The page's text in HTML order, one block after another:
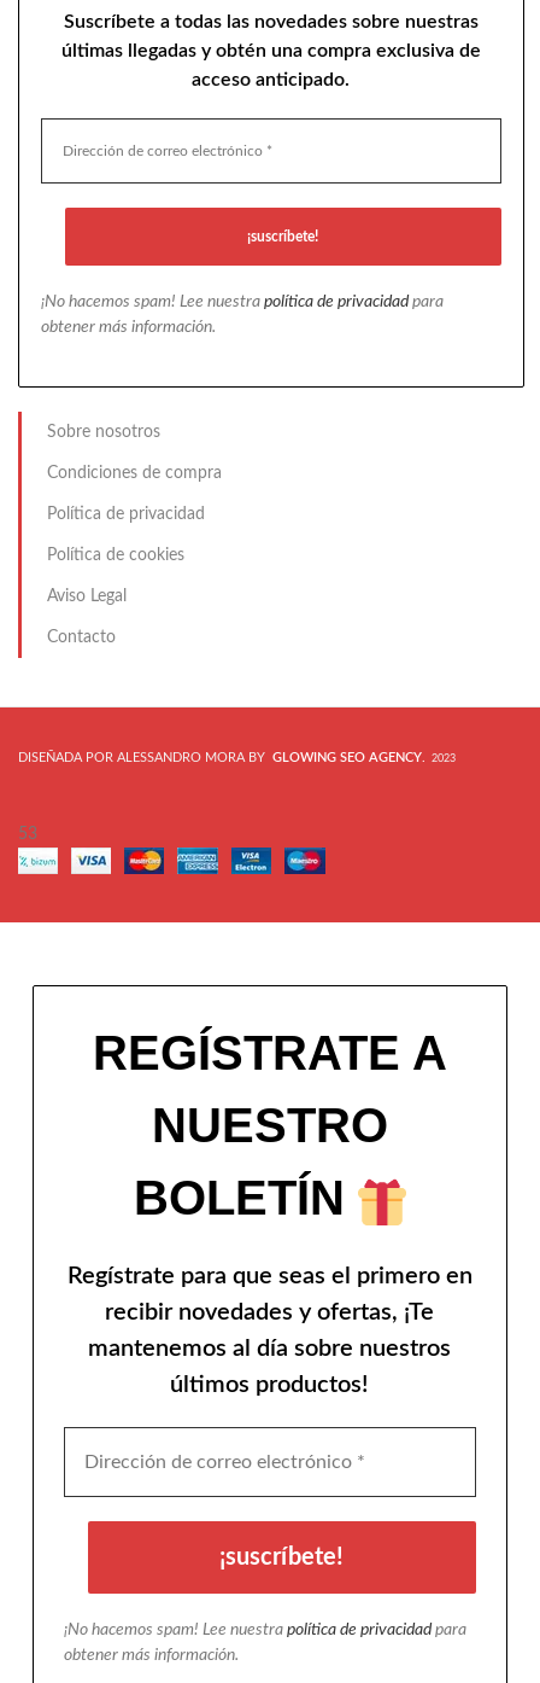
Suscríbete a todas las novedades sobre nuestras
últimas llegadas y obtén una compra exclusiva de
acceso anticipado.
¡No hacemos spam! Lee nuestra política de privacidadpara
obtener más información.
Sobre nosotros
Condiciones de compra
Política de privacidad
Política de cookies
Aviso Legal
Contacto
DISEÑADA POR ALESSANDRO MORA BY GLOWING SEO AGENCY 2023
53
REGÍSTRATE A
NUESTRO
BOLETÍN
Regístrate para que seas el primero en
recibir novedades y ofertas, ¡Te
mantenemos al día sobre nuestros
últimos productos!
¡No hacemos spam! Lee nuestra política de privacidadpara
obtener más información.